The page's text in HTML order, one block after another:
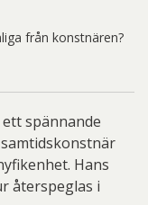
från konstnären?
spännande
Hans
återspeglas i